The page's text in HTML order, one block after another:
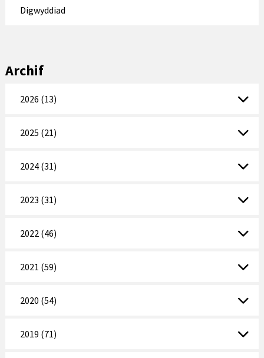
Digwyddiad
Archif
2026 (13)
2025 (21)
2024 (31)
2023 (31)
2022 (46)
2021 (59)
2020 (54)
2019 (71)